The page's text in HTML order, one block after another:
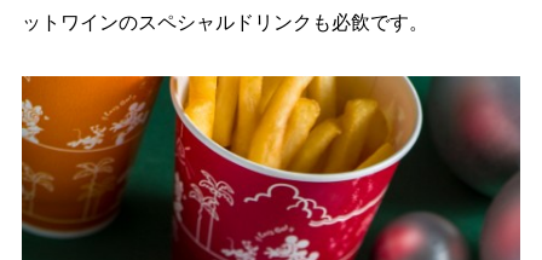
ットワインのスペシャルドリンクも必飲です。